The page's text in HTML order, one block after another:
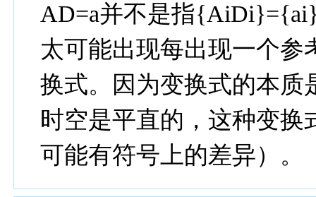
AD=a并不是指
太可能出现每出现一个参
换式。因为变换式的本质
时空是平直的，这种变换
可能有符号上的差异）。